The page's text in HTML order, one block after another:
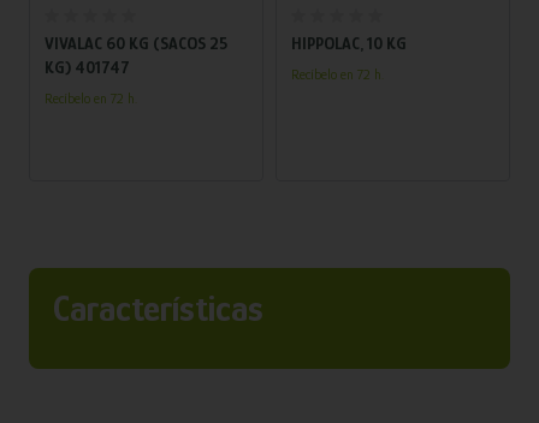
VIVALAC 60 KG (SACOS 25
KG) 401747
Recíbelo en 72 h.
HIPPOLAC, 10 KG
Recíbelo en 72 h.
Características